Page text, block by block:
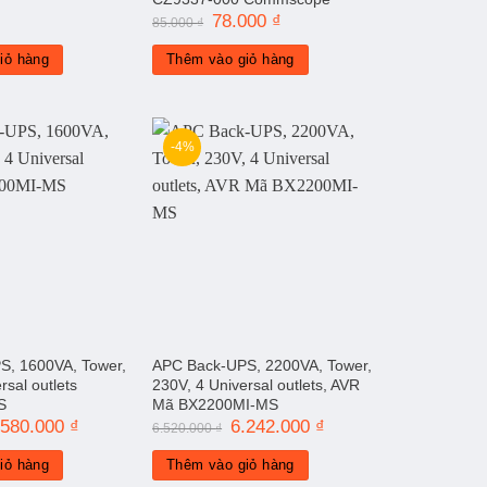
hàng
85.000₫ Giá
là:
85.000 ₫.
78.000 ₫
tại
là:
78.000 ₫.
Thêm vào giỏ hàng
1600VA, Tower,
outlets
₫.
₫
hàng
-4%
APC Back-UPS, 2200VA, Tower,
230V, 4 Universal outlets, AVR
Mã BX2200MI-MS
6.520.000₫ Giá
là:
6.520.000 ₫.
6.242.000 ₫
Thêm vào giỏ hàng